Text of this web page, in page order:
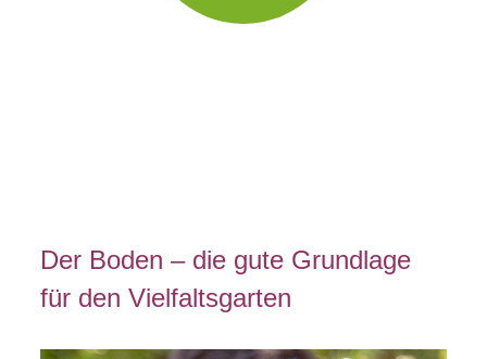
Der Boden – die gute Grundlage
für den Vielfaltsgarten